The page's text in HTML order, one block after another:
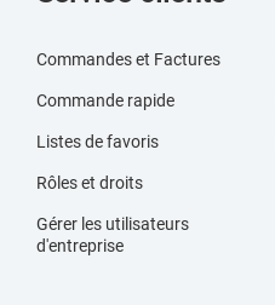
Commandes et Factures
Commande rapide
Listes de favoris
Rôles et droits
Gérer les utilisateurs
d'entreprise